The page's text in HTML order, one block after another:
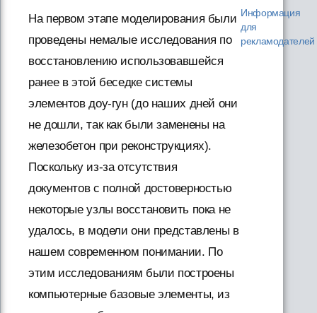
На первом этапе моделирования были
проведены немалые исследования по
восстановлению использовавшейся
ранее в этой беседке системы
элементов доу-гун (до наших дней они
не дошли, так как были заменены на
железобетон при реконструкциях).
Поскольку из-за отсутствия
документов с полной достоверностью
некоторые узлы восстановить пока не
удалось, в модели они представлены в
нашем современном понимании. По
этим исследованиям были построены
компьютерные базовые элементы, из
Информация
для
рекламодателей